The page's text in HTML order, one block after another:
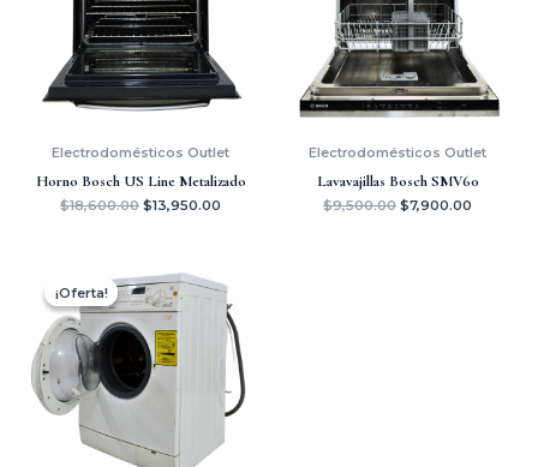
Electrodomésticos Outlet
Horno Bosch US Line Metalizado
$18,600.00 $13,950.00
Electrodomésticos Outlet
Lavavajillas Bosch SMV60
$9,500.00 $7,900.00
¡Oferta!
¡Oferta!
precio
original
era:
$10,654.00.
precio
es:
$7,990.00.